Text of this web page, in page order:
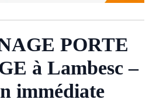
PORTE
à Lambesc –
immédiate